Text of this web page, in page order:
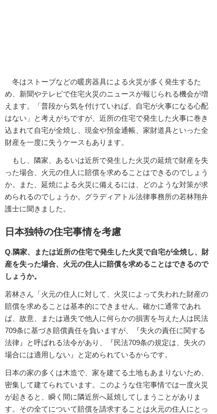
冬はストーブなどの暖房器具による火災が多く発生するた
め、新聞やテレビで住宅火災のニュースが報じられる機会が増
えます。「普段から気を付けていれば、自宅が火事になる心配
はない」と考えがちですが、近所の住宅で発生した火事に巻き
込まれて自宅が全焼し、現金や預金通帳、家財道具といった全
財産を一度に失うケースもあります。
もし、隣家、あるいは近所で発生した火災の延焼で財産を失
った場合、火元の住人に賠償を求めることはできるのでしょう
か。また、延焼による火災に備えるには、どのような対策が求
められるのでしょうか。グラディアトル法律事務所の若林翔弁
護士に聞きました。
日本独特の住宅事情を考慮
Q.隣家、または近所の住宅で発生した火災で自宅が全焼し、財
産を失った場合、火元の住人に賠償を求めることはできるので
しょうか。
若林さん「火元の住人に対して、火災によって失われた財産の
賠償を求めることは基本的にできません。確かに通常であれ
ば、故意、または過失で他人に何らかの損害を与えた人は民法
709条に基づき賠償責任を負いますが、『失火の責任に関する
法律』と呼ばれる法令があり、『民法709条の規定は、失火の
場合には適用しない』と定められているからです。
日本の家の多くは木造で、家を建てる土地もあまりないため、
密集して建てられています。このような住宅事情では一度火災
が起きると、瞬く間に隣近所へ延焼してしまうことがありま
す。その全てについて賠償を請求することは火元の住人にとっ